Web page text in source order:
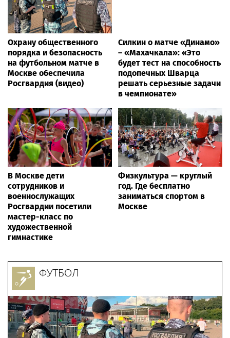
Охрану общественного
порядка и безопасность
на футбольном матче в
Москве обеспечила
Росгвардия (видео)
Силкин о матче «Динамо»
– «Махачкала»: «Это
будет тест на способность
подопечных Шварца
решать серьезные задачи
в чемпионате»
В Москве дети
сотрудников и
военнослужащих
Росгвардии посетили
мастер-класс по
художественной
гимнастике
Физкультура — круглый
год. Где бесплатно
заниматься спортом в
Москве
ФУТБОЛ